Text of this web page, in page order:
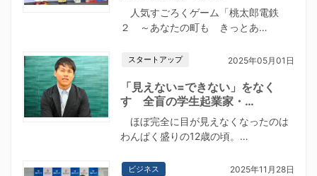
人気すごろくゲーム「桃太郎電鉄
２ ～あなたの町も きっとあ…
スタートアップ 2025年05月01日
「見えない=できない」をなく
す 全盲の学生起業家・…
ほぼ完全に目が見えなくなったのは
わんぱく盛りの12歳の頃。…
ビジネス 2025年11月28日